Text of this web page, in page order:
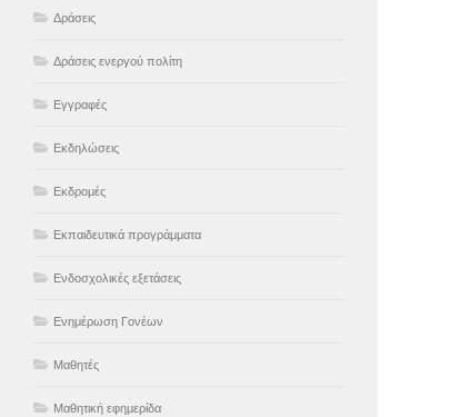
Δράσεις
Δράσεις ενεργού πολίτη
Εγγραφές
Εκδηλώσεις
Εκδρομές
Εκπαιδευτικά προγράμματα
Ενδοσχολικές εξετάσεις
Ενημέρωση Γονέων
Μαθητές
Μαθητική εφημερίδα